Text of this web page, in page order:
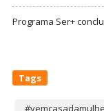
Programa Ser+
Tags